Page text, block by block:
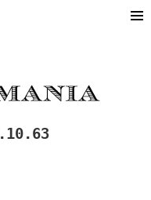
BITCOIN IN